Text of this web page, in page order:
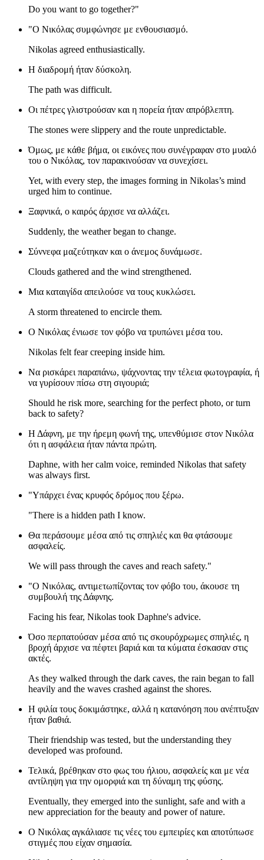
Do you want to go together?"
"Ο Νικόλας συμφώνησε με ενθουσιασμό.
Nikolas agreed enthusiastically.
Η διαδρομή ήταν δύσκολη.
The path was difficult.
Οι πέτρες γλιστρούσαν και η πορεία ήταν απρόβλεπτη.
The stones were slippery and the route unpredictable.
Όμως, με κάθε βήμα, οι εικόνες που συνέγραφαν στο μυαλό
του ο Νικόλας, τον παρακινούσαν να συνεχίσει.
Yet, with every step, the images forming in Nikolas’s mind
urged him to continue.
Ξαφνικά, ο καιρός άρχισε να αλλάζει.
Suddenly, the weather began to change.
Σύννεφα μαζεύτηκαν και ο άνεμος δυνάμωσε.
Clouds gathered and the wind strengthened.
Μια καταιγίδα απειλούσε να τους κυκλώσει.
A storm threatened to encircle them.
Ο Νικόλας ένιωσε τον φόβο να τρυπώνει μέσα του.
Nikolas felt fear creeping inside him.
Να ρισκάρει παραπάνω, ψάχνοντας την τέλεια φωτογραφία, ή
να γυρίσουν πίσω στη σιγουριά;
Should he risk more, searching for the perfect photo, or turn
back to safety?
Η Δάφνη, με την ήρεμη φωνή της, υπενθύμισε στον Νικόλα
ότι η ασφάλεια ήταν πάντα πρώτη.
Daphne, with her calm voice, reminded Nikolas that safety
was always first.
"Υπάρχει ένας κρυφός δρόμος που ξέρω.
"There is a hidden path I know.
Θα περάσουμε μέσα από τις σπηλιές και θα φτάσουμε
ασφαλείς.
We will pass through the caves and reach safety."
"Ο Νικόλας, αντιμετωπίζοντας τον φόβο του, άκουσε τη
συμβουλή της Δάφνης.
Facing his fear, Nikolas took Daphne's advice.
Όσο περπατούσαν μέσα από τις σκουρόχρωμες σπηλιές, η
βροχή άρχισε να πέφτει βαριά και τα κύματα έσκασαν στις
ακτές.
As they walked through the dark caves, the rain began to fall
heavily and the waves crashed against the shores.
Η φιλία τους δοκιμάστηκε, αλλά η κατανόηση που ανέπτυξαν
ήταν βαθιά.
Their friendship was tested, but the understanding they
developed was profound.
Τελικά, βρέθηκαν στο φως του ήλιου, ασφαλείς και με νέα
αντίληψη για την ομορφιά και τη δύναμη της φύσης.
Eventually, they emerged into the sunlight, safe and with a
new appreciation for the beauty and power of nature.
Ο Νικόλας αγκάλιασε τις νέες του εμπειρίες και αποτύπωσε
στιγμές που είχαν σημασία.